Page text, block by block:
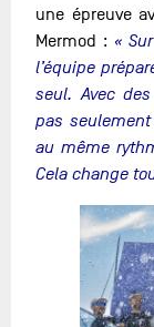
une épreuve
Mermod : «
l’équipe
seul. Avec
pas
au même
Cela change